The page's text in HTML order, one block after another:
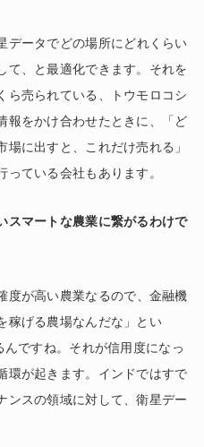
データでどの場所にどれくらい
て、と最適化できます。それを
ら売られている、トウモロコシ
報をかけ合わせたときに、「ど
に出すと、これだけ売れる」
ている会社もあります。
マートな農業に繋がるわけで
度が高い農業なるので、金融機
稼げる農場なんだな」とい
んですね。それが信用度になっ
環が起きます。インドではすで
ンスの領域に対して、衛星デー